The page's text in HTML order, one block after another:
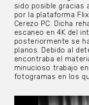
sido posible gracias
por la plataforma
Cerezo PC. Dicha
escaneo en 4K del
posteriormente se
planos. Debido al
encontraba el
minucioso trabajo
fotogramas en los